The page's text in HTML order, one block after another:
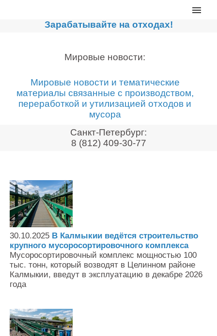
Главная
Сортировочные линии
Дробильное оборудование
Компакторы, контейнеры
Реализованные проекты
Видео
Мировые новости
О нас
Контакты
Оставить заявку
Зарабатывайте на отходах!
Мировые новости:
Мировые новости и тематические
материалы связанные с производством,
переработкой и утилизацией отходов и
мусора
Санкт-Петербург:
8 (812) 409-30-77
30.10.2025 В Калмыкии ведётся строительство
крупного мусоросортировочного комплекса
Мусоросортировочный комплекс мощностью 100
тыс. тонн, который возводят в Целинном районе
Калмыкии, введут в эксплуатацию в декабре 2026
года